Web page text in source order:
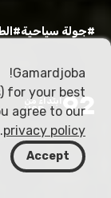
#جولة سياحية
92ابتداءً من
USD
Gamardjoba!
for your best
agree to our
privacy policy
.
Accept